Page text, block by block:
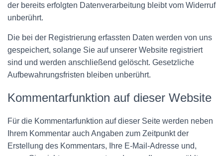
der bereits erfolgten Datenverarbeitung bleibt vom Widerruf
unberührt.
Die bei der Registrierung erfassten Daten werden von uns
gespeichert, solange Sie auf unserer Website registriert
sind und werden anschließend gelöscht. Gesetzliche
Aufbewahrungsfristen bleiben unberührt.
Kommentarfunktion auf dieser Website
Für die Kommentarfunktion auf dieser Seite werden neben
Ihrem Kommentar auch Angaben zum Zeitpunkt der
Erstellung des Kommentars, Ihre E-Mail-Adresse und,